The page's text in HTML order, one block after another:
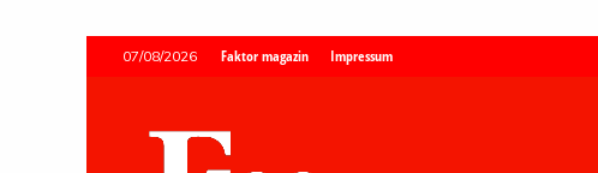
07/08/2026 Faktor magazin Impressum